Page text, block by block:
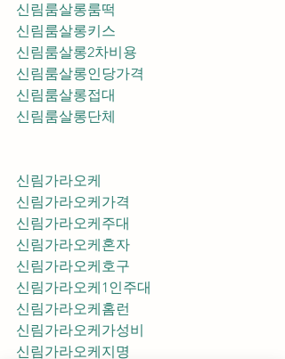
신림룸살롱룸떡
신림룸살롱키스
신림룸살롱2차비용
신림룸살롱인당가격
신림룸살롱접대
신림룸살롱단체
신림가라오케
신림가라오케가격
신림가라오케주대
신림가라오케혼자
신림가라오케호구
신림가라오케1인주대
신림가라오케홈런
신림가라오케가성비
신림가라오케지명